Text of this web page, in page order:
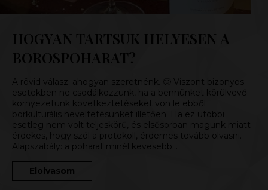
HOGYAN TARTSUK HELYESEN A
BOROSPOHARAT?
A rövid válasz: ahogyan szeretnénk. 🙂 Viszont bizonyos
esetekben ne csodálkozzunk, ha a bennünket körülvevő
környezetünk következtetéseket von le ebből
borkulturális neveltetésünket illetően. Ha ez utóbbi
esetleg nem volt teljeskörű, és elsősorban magunk miatt
érdekes, hogy szól a protokoll, érdemes tovább olvasni.
Alapszabály: a poharat minél kevesebb…
Elolvasom